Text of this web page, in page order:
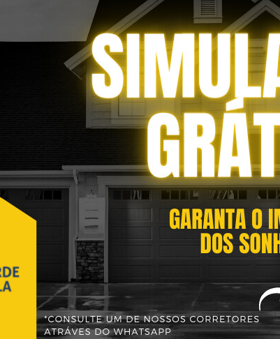
Idade do imóvel:
Residencial
Sim
Averbado:
Sim